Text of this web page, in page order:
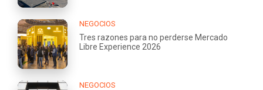
NEGOCIOS
Tres razones para no perderse Mercado
Libre Experience 2026
NEGOCIOS